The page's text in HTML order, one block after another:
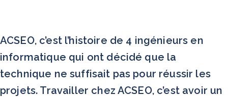
ACSEO, c’est l’histoire de 4 ingénieurs en
informatique qui ont décidé que la
technique ne suffisait pas pour réussir les
projets. Travailler chez ACSEO, c’est avoir un